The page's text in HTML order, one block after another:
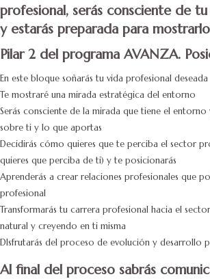
profesional, serás consciente de
y estarás preparada para
Pilar 2 del programa AVANZA.
En este bloque soñarás tu vida profesional deseada
Te mostraré una mirada estratégica del entorno
Serás consciente de la mirada que tiene el
sobre ti y lo que aportas
Decidirás cómo quieres que te perciba el sector
quieres que perciba de ti) y te posicionarás
Aprenderás a crear relaciones profesionales que
profesional
Transformarás tu carrera profesional hacia el
natural y creyendo en ti misma
DIsfrutarás del proceso de evolución y desarrollo
Al final del proceso sabrás